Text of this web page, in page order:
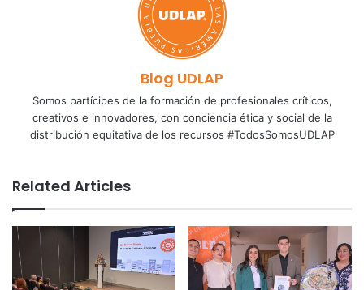
Blog UDLAP
Somos partícipes de la formación de profesionales críticos,
creativos e innovadores, con conciencia ética y social de la
distribución equitativa de los recursos #TodosSomosUDLAP
Related Articles